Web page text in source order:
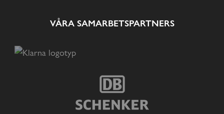
VÅRA SAMARBETSPARTNERS